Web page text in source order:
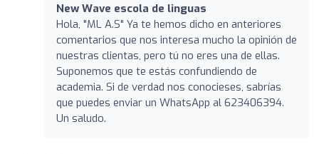
New Wave escola de linguas
Hola, "ML A.S" Ya te hemos dicho en anteriores
comentarios que nos interesa mucho la opinión de
nuestras clientas, pero tú no eres una de ellas.
Suponemos que te estás confundiendo de
academia. Si de verdad nos conocieses, sabrías
que puedes enviar un WhatsApp al 623406394.
Un saludo.